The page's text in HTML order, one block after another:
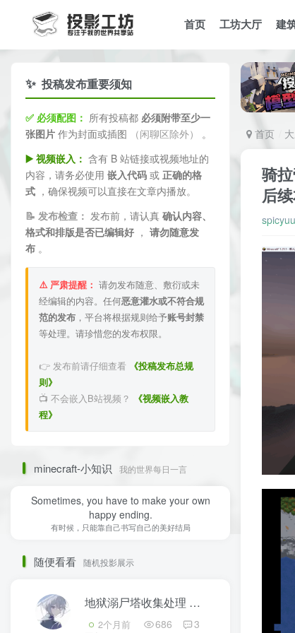
首页 工坊大厅 建
✨ 投稿发布重要须知
✅ 必须配图： 所有投稿都 必须附带至少一
张图片 作为封面或插图 （闲聊区除外） 。
▶️ 视频嵌入： 含有 B 站链接或视频地址的
内容，请务必使用 嵌入代码 或 正确的格
式 ，确保视频可以直接在文章内播放。
📝 发布检查： 发布前，请认真 确认内容、
格式和排版是否已编辑好 ， 请勿随意发
布 。
⚠️ 严肃提醒： 请勿发布随意、敷衍或未
经编辑的内容。任何恶意灌水或不符合规
范的发布 ，平台将根据规则给予账号封禁
等处理。请珍惜您的发布权限。
👉 发布前请仔细查看 《投稿发布总规
则》
📺 不会嵌入B站视频？
《视频嵌入教
程》
minecraft-小知识 我的世界每日一言
Sometimes, you have to make your own
happy ending.
有时候，只能靠自己书写自己的美好结局
随便看看 随机投影展示
地狱溺尸塔收集处理
2个月前
686
3
首页
骑
后